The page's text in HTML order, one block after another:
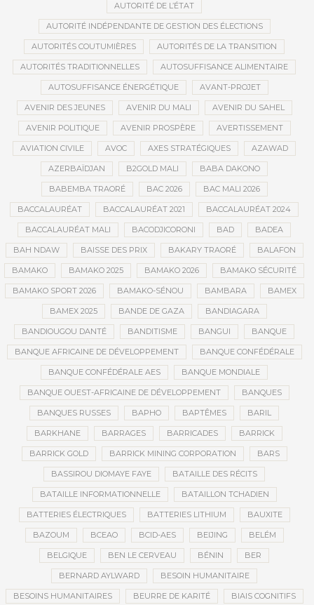
AUTORITÉ DE L’ÉTAT
AUTORITÉ INDÉPENDANTE DE GESTION DES ÉLECTIONS
AUTORITÉS COUTUMIÈRES AUTORITÉS DE LA TRANSITION
AUTORITÉS TRADITIONNELLES AUTOSUFFISANCE ALIMENTAIRE
AUTOSUFFISANCE ÉNERGÉTIQUE AVANT-PROJET
AVENIR DES JEUNES AVENIR DU MALI AVENIR DU SAHEL
AVENIR POLITIQUE AVENIR PROSPÈRE AVERTISSEMENT
AVIATION CIVILE AVOC AXES STRATÉGIQUES AZAWAD
AZERBAÏDJAN B2GOLD MALI BABA DAKONO
BABEMBA TRAORÉ BAC 2026 BAC MALI 2026
BACCALAURÉAT BACCALAURÉAT 2021 BACCALAURÉAT 2024
BACCALAURÉAT MALI BACODJICORONI BAD BADEA
BAH NDAW BAISSE DES PRIX BAKARY TRAORÉ BALAFON
BAMAKO BAMAKO 2025 BAMAKO 2026 BAMAKO SÉCURITÉ
BAMAKO SPORT 2026 BAMAKO-SÉNOU BAMBARA BAMEX
BAMEX 2025 BANDE DE GAZA BANDIAGARA
BANDIOUGOU DANTÉ BANDITISME BANGUI BANQUE
BANQUE AFRICAINE DE DÉVELOPPEMENT BANQUE CONFÉDÉRALE
BANQUE CONFÉDÉRALE AES BANQUE MONDIALE
BANQUE OUEST-AFRICAINE DE DÉVELOPPEMENT BANQUES
BANQUES RUSSES BAPHO BAPTÊMES BARIL
BARKHANE BARRAGES BARRICADES BARRICK
BARRICK GOLD BARRICK MINING CORPORATION BARS
BASSIROU DIOMAYE FAYE BATAILLE DES RÉCITS
BATAILLE INFORMATIONNELLE BATAILLON TCHADIEN
BATTERIES ÉLECTRIQUES BATTERIES LITHIUM BAUXITE
BAZOUM BCEAO BCID-AES BEIJING BELÉM
BELGIQUE BEN LE CERVEAU BÉNIN BER
BERNARD AYLWARD BESOIN HUMANITAIRE
BESOINS HUMANITAIRES BEURRE DE KARITÉ BIAIS COGNITIFS